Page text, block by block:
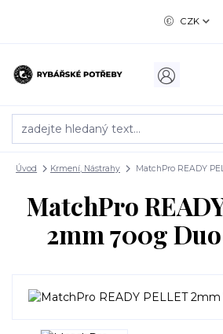
CZK
Úvod Krmení, Nástrahy MatchPro READY
MatchPro
2mm 700g